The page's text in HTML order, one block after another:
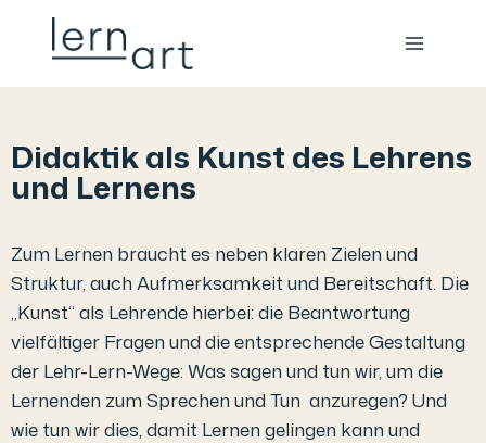
Didaktik als Kunst des Lehrens
und Lernens
Zum Lernen braucht es neben klaren Zielen und
Struktur, auch Aufmerksamkeit und Bereitschaft. Die
„Kunst“ als Lehrende hierbei: die Beantwortung
vielfältiger Fragen und die entsprechende Gestaltung
der Lehr-Lern-Wege: Was sagen und tun wir, um die
Lernenden zum Sprechen und Tun anzuregen? Und
wie tun wir dies, damit Lernen gelingen kann und